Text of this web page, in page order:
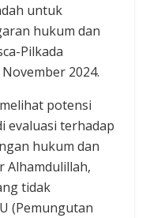
untuk
hukum dan
Pilkada
2024.
potensi
evaluasi terhadap
hukum dan
Alhamdulillah,
tidak
(Pemungutan